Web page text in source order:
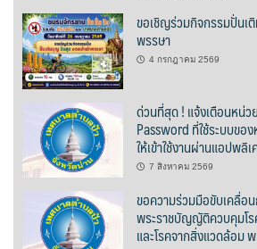
กรีนฮิลล์รีสอร์ท
ก๋างโต้งคอฟฟี่รีสอร์ท
ชมพูภูคารีสอร์ท
ต้นแหลงโฮมสเตย์
ตูบฮิมโต้งโฮมสเตย์
นครน่านอพาร์ทเม้น
ขอเชิญร่วมกิจกรรมปั่นเ
พรรษา
4 กรกฎาคม 2569
ด่วนที่สุด ! แจ้งเตือนหน่ว
Password ที่ใช้ระบบขอ
ให้เข้าใช้งานผ่านแอปพลิ
7 สิงหาคม 2569
ขอความร่วมมือขับเคลื่อ
พระราชบัญญัติควบคุมโ
และโรคจากสิ่งแวดล้อม